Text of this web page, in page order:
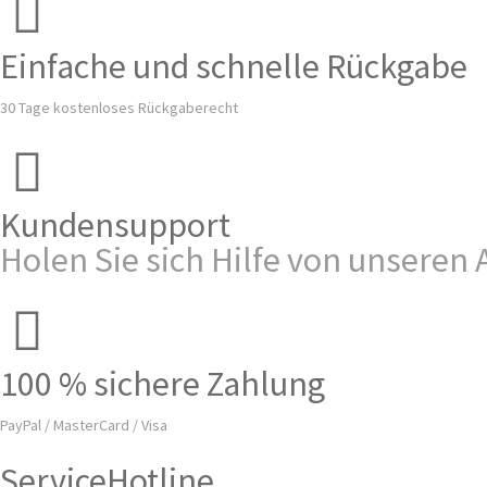
Einfache und schnelle Rückgabe
30 Tage kostenloses Rückgaberecht
Kundensupport
Holen Sie sich Hilfe von unseren
100 % sichere Zahlung
PayPal / MasterCard / Visa